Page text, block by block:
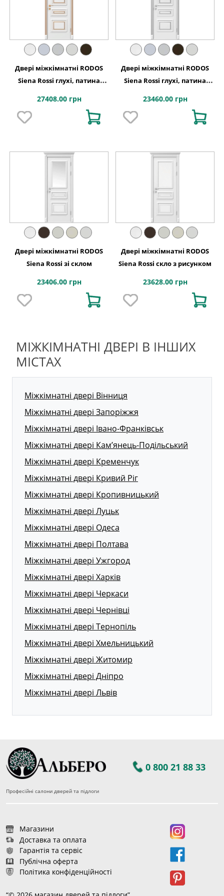
Двері міжкімнатні RODOS
Siena Rossi глухі, патина
27408.00 грн
Двері міжкімнатні RODOS
Siena Rossi глухі, патина
23460.00 грн
Двері міжкімнатні RODOS
Siena Rossi зі склом
23406.00 грн
Двері міжкімнатні RODOS
Siena Rossi скло з рисунком
23628.00 грн
МІЖКІМНАТНІ ДВЕРІ В ІНШИХ
МІСТАХ
Міжкімнатні двері Вінниця
Міжкімнатні двері Запоріжжя
Міжкімнатні двері Івано-Франківськ
Міжкімнатні двері Кам’янець-Подільський
Міжкімнатні двері Кременчук
Міжкімнатні двері Кривий Ріг
Міжкімнатні двері Кропивницький
Міжкімнатні двері Луцьк
Міжкімнатні двері Одеса
Міжкімнатні двері Полтава
Міжкімнатні двері Ужгород
Міжкімнатні двері Харків
Міжкімнатні двері Черкаси
Міжкімнатні двері Чернівці
Міжкімнатні двері Тернопіль
Міжкімнатні двері Хмельницький
Міжкімнатні двері Житомир
Міжкімнатні двері Дніпро
Міжкімнатні двері Львів
0 800 21 88 33
Професійні салони дверей та підлоги
Магазини
Доставка та оплата
Гарантія та сервіс
Публічна оферта
Політика конфіденційності